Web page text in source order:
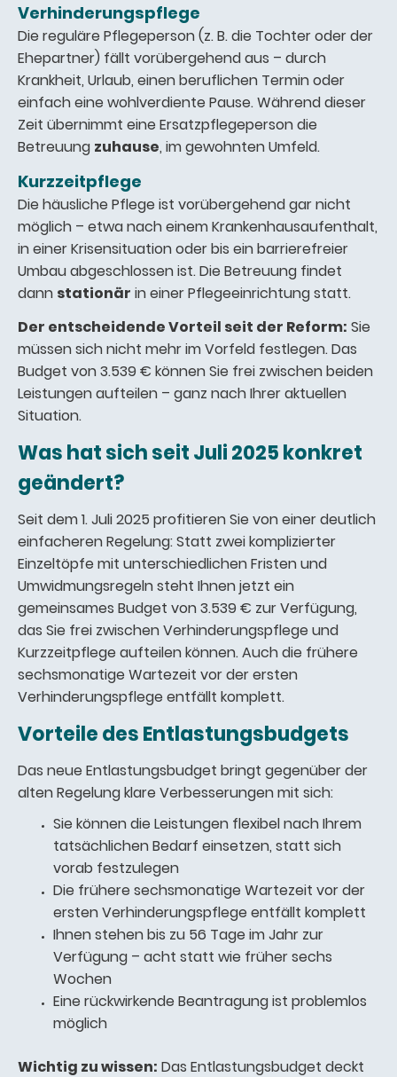
Verhinderungspflege
Die reguläre Pflegeperson (z. B. die Tochter oder der
Ehepartner) fällt vorübergehend aus – durch
Krankheit, Urlaub, einen beruflichen Termin oder
einfach eine wohlverdiente Pause. Während dieser
Zeit übernimmt eine Ersatzpflegeperson die
Betreuung zuhause, im gewohnten Umfeld.
Kurzzeitpflege
Die häusliche Pflege ist vorübergehend gar nicht
möglich – etwa nach einem Krankenhausaufenthalt,
in einer Krisensituation oder bis ein barrierefreier
Umbau abgeschlossen ist. Die Betreuung findet
dann stationär in einer Pflegeeinrichtung statt.
Der entscheidende Vorteil seit der Reform: Sie
müssen sich nicht mehr im Vorfeld festlegen. Das
Budget von 3.539 € können Sie frei zwischen beiden
Leistungen aufteilen – ganz nach Ihrer aktuellen
Situation.
Was hat sich seit Juli 2025 konkret
geändert?
Seit dem 1. Juli 2025 profitieren Sie von einer deutlich
einfacheren Regelung: Statt zwei komplizierter
Einzeltöpfe mit unterschiedlichen Fristen und
Umwidmungsregeln steht Ihnen jetzt ein
gemeinsames Budget von 3.539 € zur Verfügung,
das Sie frei zwischen Verhinderungspflege und
Kurzzeitpflege aufteilen können. Auch die frühere
sechsmonatige Wartezeit vor der ersten
Verhinderungspflege entfällt komplett.
Vorteile des Entlastungsbudgets
Das neue Entlastungsbudget bringt gegenüber der
alten Regelung klare Verbesserungen mit sich:
Sie können die Leistungen flexibel nach Ihrem
tatsächlichen Bedarf einsetzen, statt sich
vorab festzulegen
Die frühere sechsmonatige Wartezeit vor der
ersten Verhinderungspflege entfällt komplett
Ihnen stehen bis zu 56 Tage im Jahr zur
Verfügung – acht statt wie früher sechs
Wochen
Eine rückwirkende Beantragung ist problemlos
möglich
Wichtig zu wissen: Das Entlastungsbudget deckt